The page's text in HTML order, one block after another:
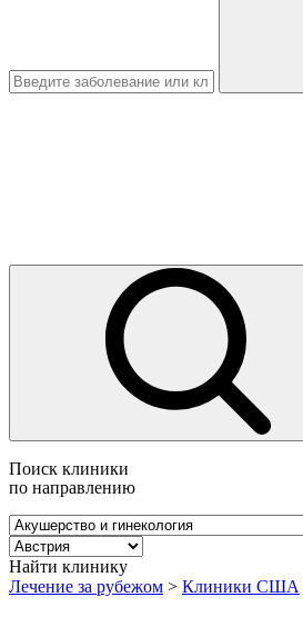
Поиск клиники
по направлению
Найти клинику
Лечение за рубежом > Клиники США